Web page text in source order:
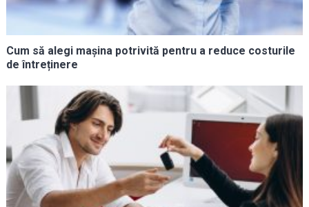
Cum să alegi mașina potrivită pentru a reduce costurile
de întreținere